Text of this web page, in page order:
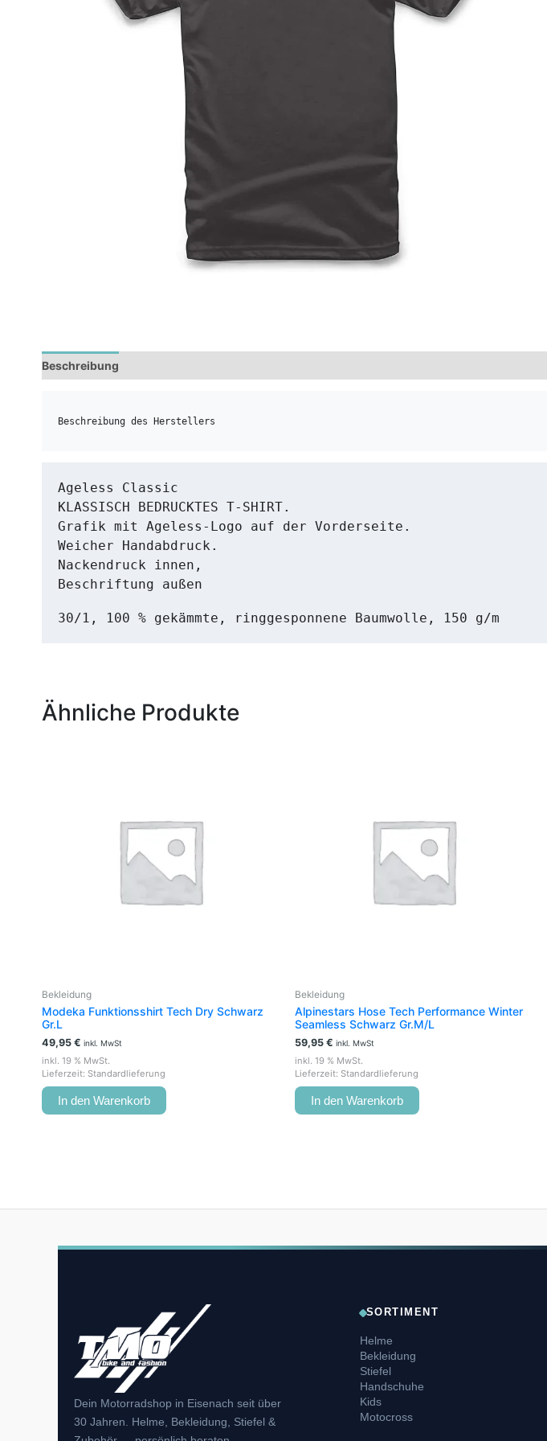
Beschreibung
Beschreibung des Herstellers
Ageless Classic
KLASSISCH BEDRUCKTES T-SHIRT.
Grafik mit Ageless-Logo auf der Vorderseite.
Weicher Handabdruck.
Nackendruck innen,
Beschriftung außen
30/1, 100 % gekämmte, ringgesponnene Baumwolle, 150 g/m
Ähnliche Produkte
Bekleidung
Modeka Funktionsshirt Tech Dry Schwarz
Gr.L
49,95 € inkl. MwSt
inkl. 19 % MwSt.
Lieferzeit: Standardlieferung
In den Warenkorb
Bekleidung
Alpinestars Hose Tech Performance Winter
Seamless Schwarz Gr.M/L
59,95 € inkl. MwSt
inkl. 19 % MwSt.
Lieferzeit: Standardlieferung
In den Warenkorb
Dein Motorradshop in Eisenach seit über
30 Jahren. Helme, Bekleidung, Stiefel &
SORTIMENT
Helme
Bekleidung
Stiefel
Handschuhe
Kids
Motocross